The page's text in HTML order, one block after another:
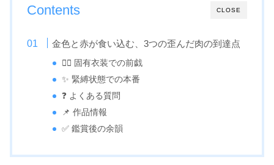
CLOSE
Contents
金色と赤が食い込む、3つの歪んだ肉の到達点
🙆‍♀️ 固有衣装での前戯
✨ 緊縛状態での本番
❓ よくある質問
📌 作品情報
✅ 鑑賞後の余韻